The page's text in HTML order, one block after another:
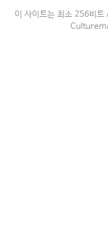
이 사이트는 최소 256비트